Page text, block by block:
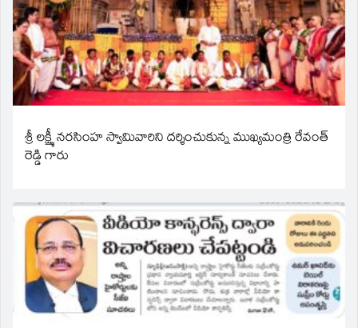
శ్రీ లక్ష్మీ నరసింహ స్వామివారిని దర్శించుకున్న ముఖ్యమంత్రి రేవంత్
రెడ్డి గారు